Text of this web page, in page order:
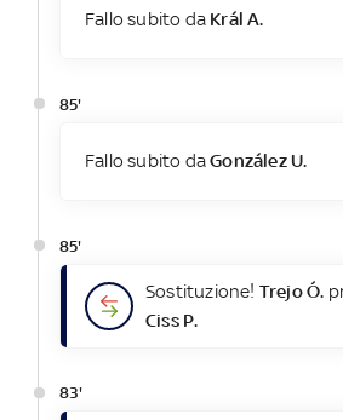
Fallo subito da Král A.
85'
Fallo subito daGonzález U.
85'
Sostituzione! Trejo Ó.
Ciss P.
83'